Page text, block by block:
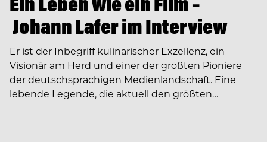
Johann Lafer im Interview
Er ist der Inbegriff kulinarischer Exzellenz, ein
Visionär am Herd und einer der größten Pioniere
der deutschsprachigen Medienlandschaft. Eine
lebende Legende, die aktuell den größten…